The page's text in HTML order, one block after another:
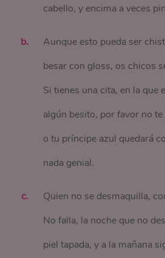
cabello, y encima a veces
Aunque esto pueda ser
besar con gloss, os chicos
Si tienes una cita, en la que
algún besito, por favor no
o tu príncipe azul quedará
nada genial.
Quien no se desmaquilla,
No falla, la noche que no
piel tapada, y a la mañana